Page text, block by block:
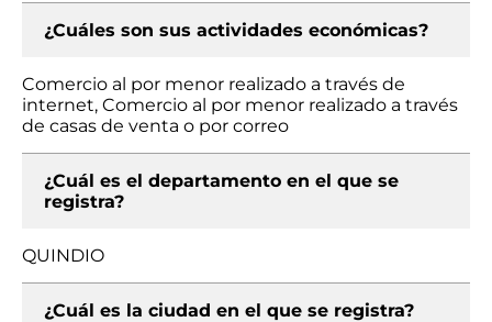
¿Cuáles son sus actividades económicas?
Comercio al por menor realizado a través de
internet, Comercio al por menor realizado a través
de casas de venta o por correo
¿Cuál es el departamento en el que se
registra?
QUINDIO
¿Cuál es la ciudad en el que se registra?